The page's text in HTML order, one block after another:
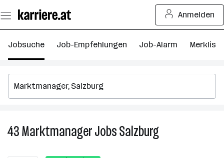
Seiteninhalt
springen
Anmelden
Jobsuche Job-Empfehlungen Job-Alarm Merkliste
43MarktmanagerJobsSalzburg43
Marktmanager